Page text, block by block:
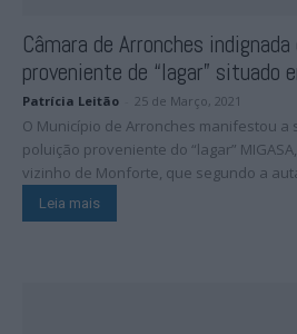
Câmara de Arronches
proveniente de “lagar” situado
Patrícia Leitão 25 de Março, 2021
O Município de Arronches manifestou a
poluição proveniente do “lagar”
vizinho de Monforte, que segundo a
Leia mais